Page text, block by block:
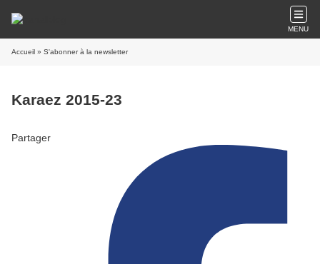
MENU
Accueil » S'abonner à la newsletter
Karaez 2015-23
Partager